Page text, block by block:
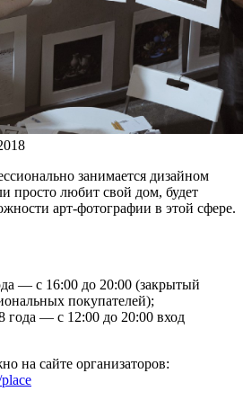
занимается дизайном
просто любит свой дом, будет
арт-фотографии в этой сфере.
— с 16:00 до 20:00 (закрытый
покупателей);
года — с 12:00 до 20:00 вход
на сайте организаторов: